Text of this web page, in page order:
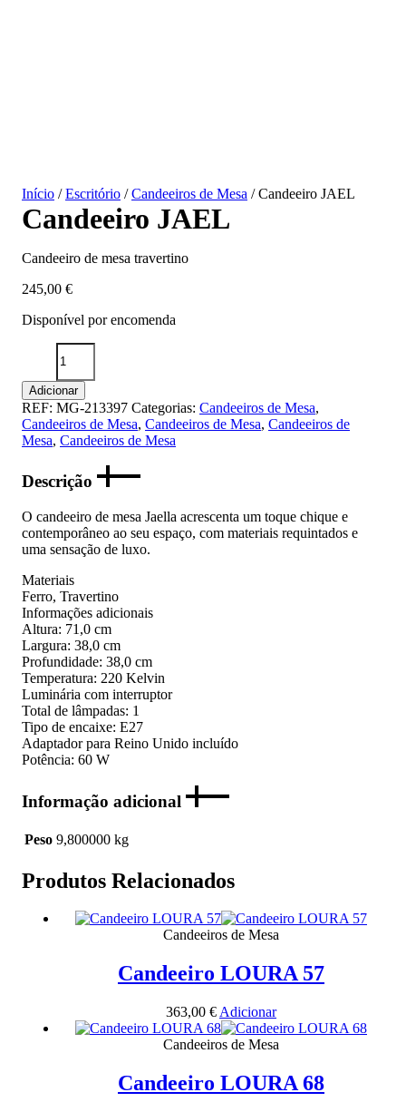
Início /Escritório /Candeeiros de Mesa / Candeeiro JAEL
Candeeiro JAEL
Candeeiro de mesa travertino
245,00 €
Disponível por encomenda
Quantidade
Candeeiro
JAEL
Adicionar
REF: MG-213397 Categorias: Candeeiros de Mesa,
Candeeiros de Mesa, Candeeiros de Mesa, Candeeiros de
Mesa, Candeeiros de Mesa
Descrição
O candeeiro de mesa Jaella acrescenta um toque chique e
contemporâneo ao seu espaço, com materiais requintados e
uma sensação de luxo.
Materiais
Ferro, Travertino
Informações adicionais
Altura: 71,0 cm
Largura: 38,0 cm
Profundidade: 38,0 cm
Temperatura: 220 Kelvin
Luminária com interruptor
Total de lâmpadas: 1
Tipo de encaixe: E27
Adaptador para Reino Unido incluído
Potência: 60 W
Informação adicional
Peso 9,800000 kg
Produtos Relacionados
Candeeiros de Mesa
Candeeiro LOURA 57
363,00 € Adicionar
Candeeiros de Mesa
Candeeiro LOURA 68